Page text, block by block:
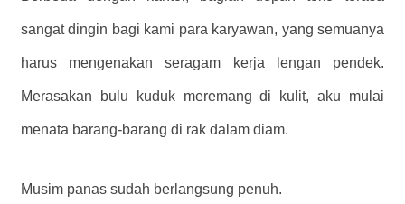
sangat dingin bagi kami para karyawan, yang semuanya
harus mengenakan seragam kerja lengan pendek.
Merasakan bulu kuduk meremang di kulit, aku mulai
menata barang-barang di rak dalam diam.
Musim panas sudah berlangsung penuh.